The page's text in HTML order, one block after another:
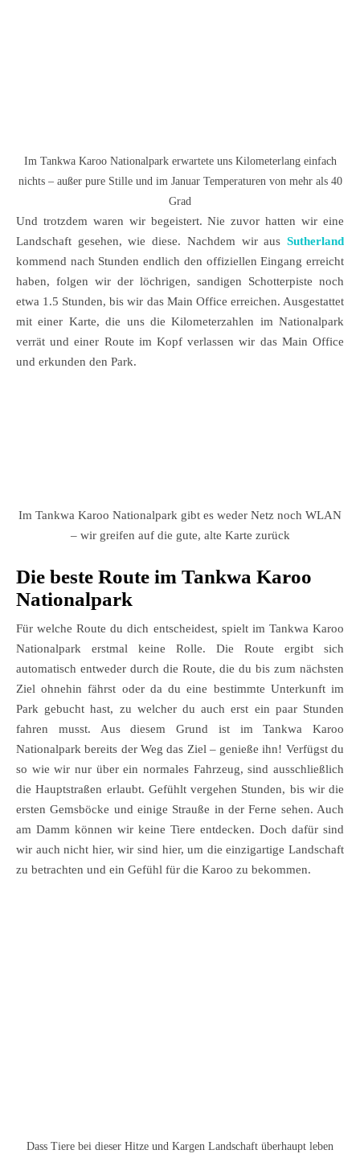
Im Tankwa Karoo Nationalpark erwartete uns Kilometerlang einfach
nichts – außer pure Stille und im Januar Temperaturen von mehr als 40
Grad
Und trotzdem waren wir begeistert. Nie zuvor hatten wir eine
Landschaft gesehen, wie diese. Nachdem wir aus Sutherland
kommend nach Stunden endlich den offiziellen Eingang erreicht
haben, folgen wir der löchrigen, sandigen Schotterpiste noch
etwa 1.5 Stunden, bis wir das Main Office erreichen. Ausgestattet
mit einer Karte, die uns die Kilometerzahlen im Nationalpark
verrät und einer Route im Kopf verlassen wir das Main Office
und erkunden den Park.
Im Tankwa Karoo Nationalpark gibt es weder Netz noch WLAN
– wir greifen auf die gute, alte Karte zurück
Die beste Route im Tankwa Karoo
Nationalpark
Für welche Route du dich entscheidest, spielt im Tankwa Karoo
Nationalpark erstmal keine Rolle. Die Route ergibt sich
automatisch entweder durch die Route, die du bis zum nächsten
Ziel ohnehin fährst oder da du eine bestimmte Unterkunft im
Park gebucht hast, zu welcher du auch erst ein paar Stunden
fahren musst. Aus diesem Grund ist im Tankwa Karoo
Nationalpark bereits der Weg das Ziel – genieße ihn! Verfügst du
so wie wir nur über ein normales Fahrzeug, sind ausschließlich
die Hauptstraßen erlaubt. Gefühlt vergehen Stunden, bis wir die
ersten Gemsböcke und einige Strauße in der Ferne sehen. Auch
am Damm können wir keine Tiere entdecken. Doch dafür sind
wir auch nicht hier, wir sind hier, um die einzigartige Landschaft
zu betrachten und ein Gefühl für die Karoo zu bekommen.
Dass Tiere bei dieser Hitze und Kargen Landschaft überhaupt leben